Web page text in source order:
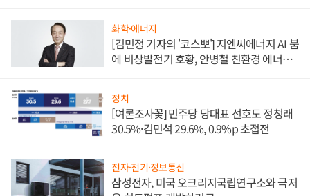
화학·에너지
[김민정 기자의 '코스뽀'] 지엔씨에너지 AI 붐
에 비상발전기 호황, 안병철 친환경 에너지
정치
[여론조사꽃] 민주당 당대표 선호도 정청래
30.5%·김민석 29.6%, 0.9%p 초접전
전자·전기·정보통신
삼성전자, 미국 오크리지국립연구소와 극저